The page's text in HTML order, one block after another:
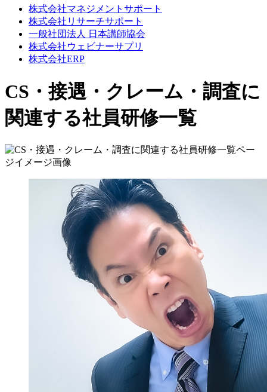
株式会社マネジメントサポート
株式会社リサーチサポート
一般社団法人 日本講師協会
株式会社ウェビナーサプリ
株式会社ERP
CS・接遇・クレーム・調査に
関連する社員研修一覧